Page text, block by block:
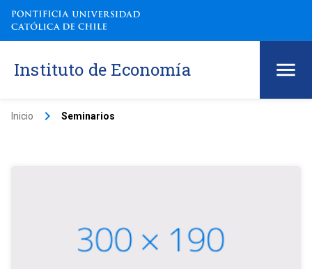
Instituto de Economía
Inicio keyboard_arrow_right Seminarios